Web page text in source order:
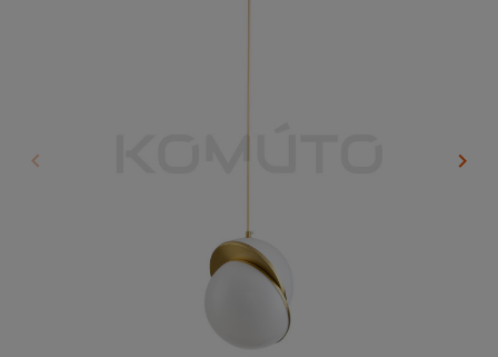
Poprzedni
keyboard_arrow_left keyboard_arrow_right